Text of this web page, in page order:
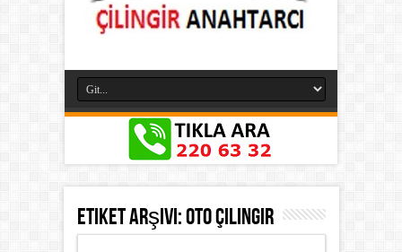
Etiket Arşivi:Oto Çilingir